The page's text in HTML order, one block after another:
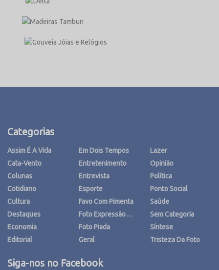
Categorias
Assim É A Vida
Cata-Vento
Colunas
Cotidiano
Cultura
Destaques
Economia
Editorial
Em Dois Tempos
Entretenimento
Entrevista
Esporte
Favo Com Pimenta
Foto Expressão…
Foto Piada
Geral
Lazer
Opinião
Política
Ponto Social
Saúde
Sem Categoria
Síntese
Tristeza Da Foto
Siga-nos no Facebook